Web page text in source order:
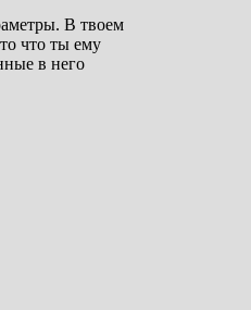
В твоем
что ты ему
в него